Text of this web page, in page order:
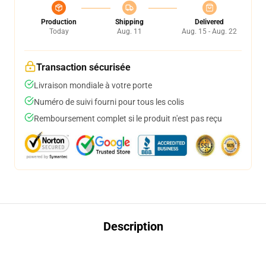
Production
Today
Shipping
Aug. 11
Delivered
Aug. 15 - Aug. 22
Transaction sécurisée
Livraison mondiale à votre porte
Numéro de suivi fourni pour tous les colis
Remboursement complet si le produit n'est pas reçu
Description